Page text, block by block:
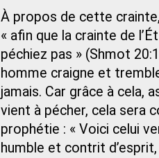
À propos de cette
« afin que la crainte de
péchiez pas » (Shmot
homme craigne et
jamais. Car grâce à cela,
vient à pécher, cela sera
prophétie : « Voici celui
humble et contrit